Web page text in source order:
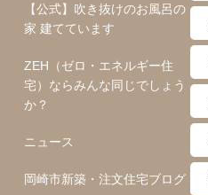
【公式】吹き抜けのお風呂の
家 建てています
ZEH（ゼロ・エネルギー住
宅）ならみんな同じでしょう
か？
ニュース
岡崎市新築・注文住宅ブログ